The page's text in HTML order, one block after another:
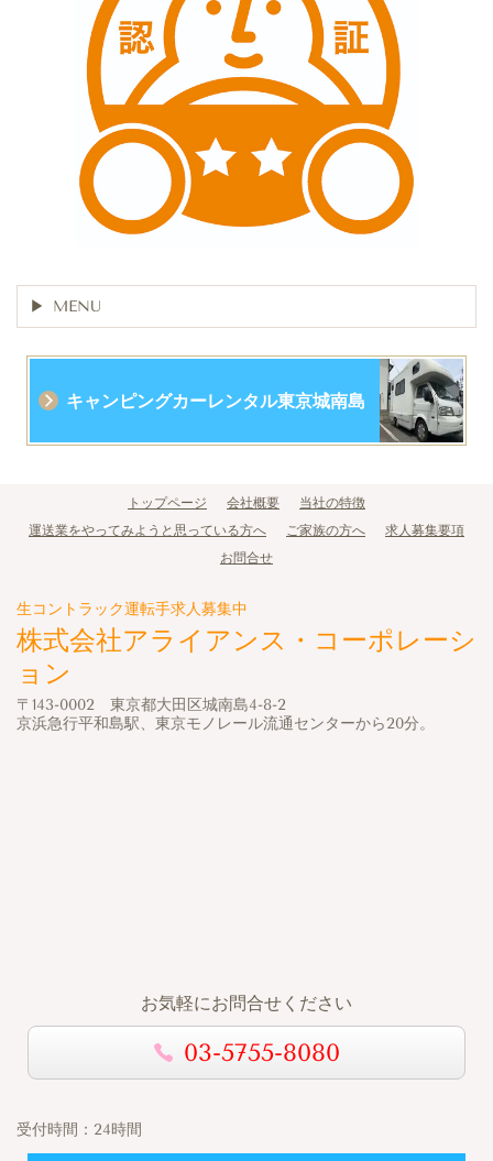
MENU
キャンピングカーレンタル東京城南島
トップページ 会社概要
当社の特徴
運送業をやってみようと思っている方へ
ご家族の方へ
求人募集要項
お問合せ
生コントラック運転手求人募集中
株式会社アライアンス・コーポレーシ
ョン
〒143-0002 東京都大田区城南島4-8-2
京浜急行平和島駅、東京モノレール流通センターから20分。
お気軽にお問合せください
03-5755-8080
受付時間： 24時間